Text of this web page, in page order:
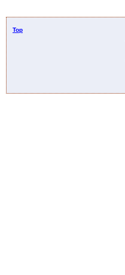
Top